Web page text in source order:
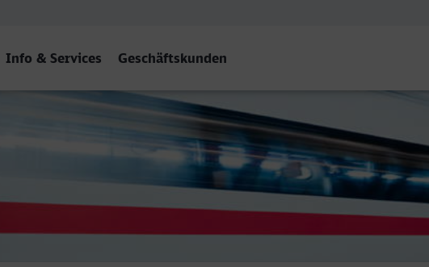
Info & Services Geschäftskunden
Berchtesgaden